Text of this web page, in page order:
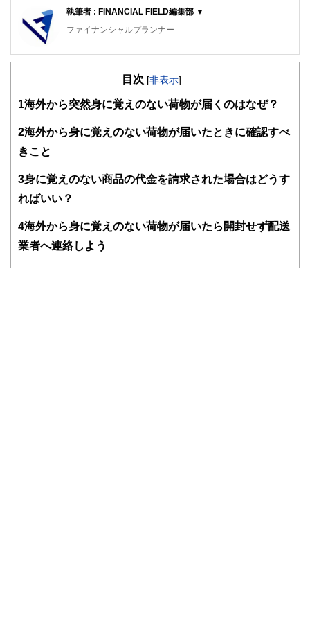
執筆者 : FINANCIAL FIELD編集部 ▼
ファイナンシャルプランナー
FinancialField編集部は、金融、経済に関する記事を、日々
知識がない方でも理解できるようわかりやすく発信していま
得者を中心に「お金や暮らし」に関する書籍・雑誌の編集経
験者で構成され、企画立案から記事掲載まですべての工程に
FinancialFieldの特徴は、ファイナンシャルプランナー、弁
ドバイザー、DCプランナー、公認会計士、社会保険労務
ど150名以上の有資格者を執筆者・監修者として迎え、むず
をわかりやすく発信している点です。
目次 [非表示]
1 海外から突然身に覚えのない荷物が届くのはなぜ？
2海外から身に覚えのない荷物が届いたときに確認すべ
きこと
3身に覚えのない商品の代金を請求された場合はどうす
ればいい？
4海外から身に覚えのない荷物が届いたら開封せず配送
業者へ連絡しよう